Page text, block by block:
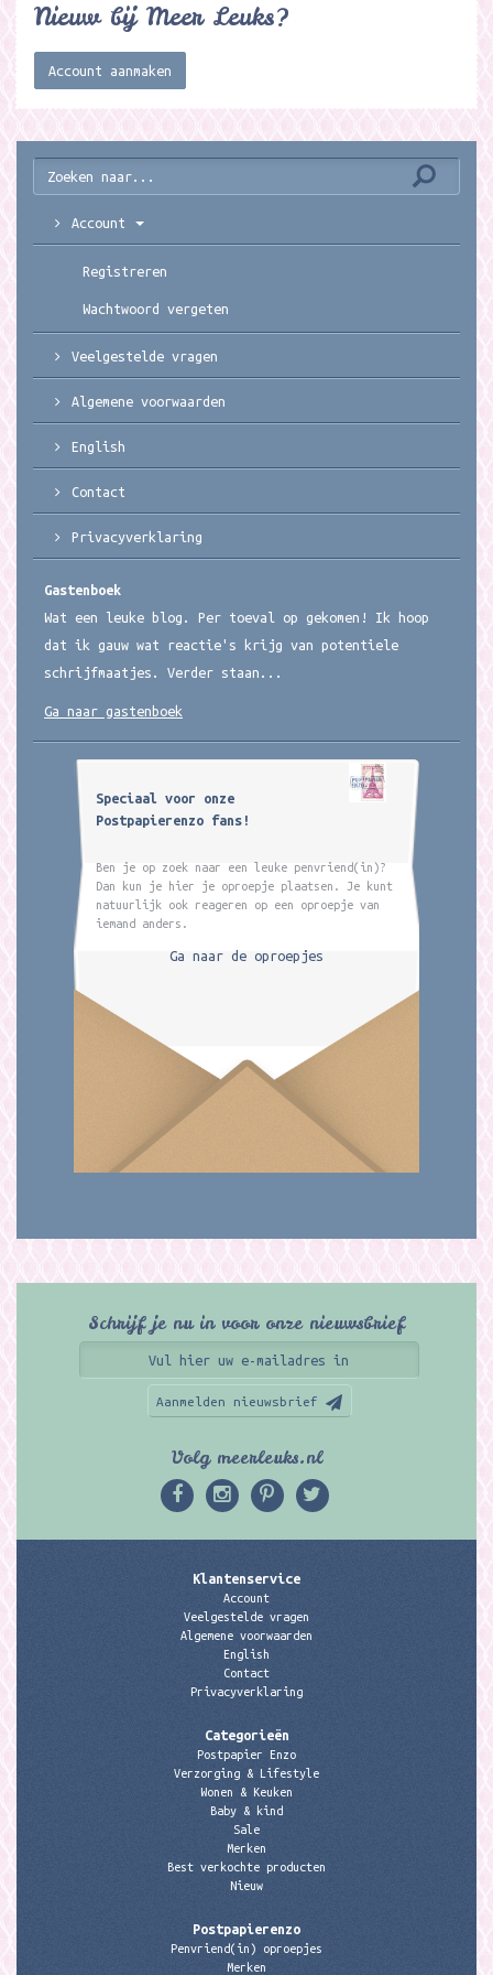
Nieuw bij Meer Leuks?
Account aanmaken
Account
Registreren
Wachtwoord vergeten
Veelgestelde vragen
Algemene voorwaarden
English
Contact
Privacyverklaring
Gastenboek
Wat een leuke blog. Per toeval op gekomen! Ik hoop
dat ik gauw wat reactie's krijg van potentiele
schrijfmaatjes. Verder staan...
Ga naar gastenboek
Speciaal voor onze
Postpapierenzo fans!
Ben je op zoek naar een leuke penvriend(in)?
Dan kun je hier je oproepje plaatsen. Je kunt
natuurlijk ook reageren op een oproepje van
iemand anders.
Ga naar de oproepjes
Schrijf je nu in voor onze nieuwsbrief
Aanmelden nieuwsbrief
Volg meerleuks.nl
Klantenservice
Account
Veelgestelde vragen
Algemene voorwaarden
English
Contact
Privacyverklaring
Categorieën
Postpapier Enzo
Verzorging & Lifestyle
Wonen & Keuken
Baby & kind
Sale
Merken
Best verkochte producten
Nieuw
Postpapierenzo
Penvriend(in) oproepjes
Merken